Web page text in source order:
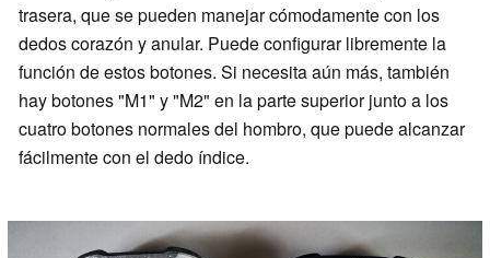
trasera, que se pueden manejar cómodamente con los
dedos corazón y anular. Puede configurar libremente la
función de estos botones. Si necesita aún más, también
hay botones "M1" y "M2" en la parte superior junto a los
cuatro botones normales del hombro, que puede alcanzar
fácilmente con el dedo índice.